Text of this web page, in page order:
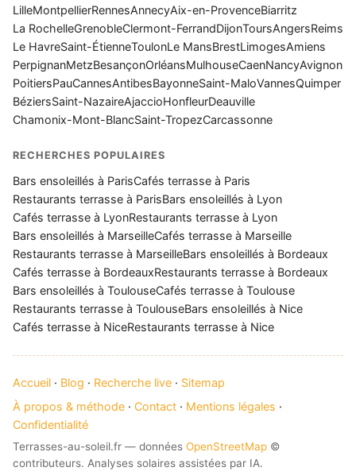
LilleMontpellierRennesAnnecyAix-en-ProvenceBiarritz
La RochelleGrenobleClermont-FerrandDijonToursAngersReims
Le HavreSaint-ÉtienneToulonLe MansBrestLimogesAmiens
PerpignanMetzBesançonOrléansMulhouseCaenNancyAvignon
PoitiersPauCannesAntibesBayonneSaint-MaloVannesQuimper
BéziersSaint-NazaireAjaccioHonfleurDeauville
Chamonix-Mont-BlancSaint-TropezCarcassonne
RECHERCHES POPULAIRES
Bars ensoleillés à ParisCafés terrasse à Paris
Restaurants terrasse à ParisBars ensoleillés à Lyon
Cafés terrasse à LyonRestaurants terrasse à Lyon
Bars ensoleillés à MarseilleCafés terrasse à Marseille
Restaurants terrasse à MarseilleBars ensoleillés à Bordeaux
Cafés terrasse à BordeauxRestaurants terrasse à Bordeaux
Bars ensoleillés à ToulouseCafés terrasse à Toulouse
Restaurants terrasse à ToulouseBars ensoleillés à Nice
Cafés terrasse à NiceRestaurants terrasse à Nice
Accueil · Blog · Recherche live · Sitemap
À propos & méthode · Contact · Mentions légales ·
Confidentialité
Terrasses-au-soleil.fr — données OpenStreetMap ©
contributeurs. Analyses solaires assistées par IA.